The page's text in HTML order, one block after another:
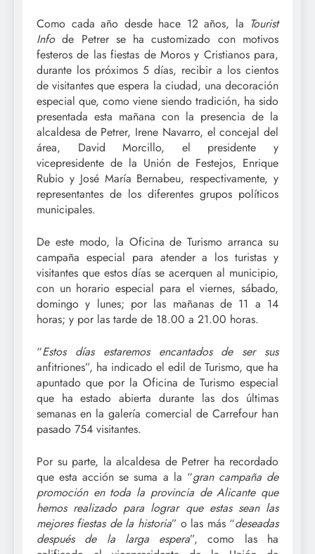
Como cada año desde hace 12 años, la Tourist
Infode Petrer se ha customizado con motivos
festeros de las fiestas de Moros y Cristianos para,
durante los próximos 5 días, recibir a los cientos
de visitantes que espera la ciudad, una decoración
especial que, como viene siendo tradición, ha sido
presentada esta mañana con la presencia de la
alcaldesa de Petrer, Irene Navarro, el concejal del
área, David Morcillo, el presidente y
vicepresidente de la Unión de Festejos, Enrique
Rubio y José María Bernabeu, respectivamente, y
representantes de los diferentes grupos políticos
municipales.
De este modo, la Oficina de Turismo arranca su
campaña especial para atender a los turistas y
visitantes que estos días se acerquen al municipio,
con un horario especial para el viernes, sábado,
domingo y lunes; por las mañanas de 11 a 14
horas; y por las tarde de 18.00 a 21.00 horas.
“Estos días estaremos encantados de ser sus
anfitriones”, ha indicado el edil de Turismo, que ha
apuntado que por la Oficina de Turismo especial
que ha estado abierta durante las dos últimas
semanas en la galería comercial de Carrefour han
pasado 754 visitantes.
Por su parte, la alcaldesa de Petrer ha recordado
que esta acción se suma a la “gran campaña de
promoción en toda la provincia de Alicante que
hemos realizado para lograr que estas sean las
mejores fiestas de la historia” o las más “deseadas
después de la larga espera”, como las ha